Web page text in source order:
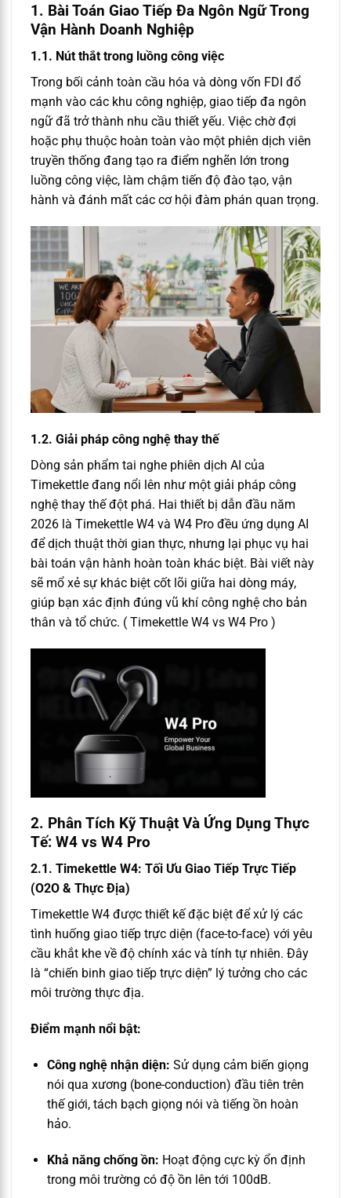
1. Bài Toán Giao Tiếp Đa Ngôn Ngữ Trong
Vận Hành Doanh Nghiệp
1.1. Nút thắt trong luồng công việc
Trong bối cảnh toàn cầu hóa và dòng vốn FDI đổ
mạnh vào các khu công nghiệp, giao tiếp đa ngôn
ngữ đã trở thành nhu cầu thiết yếu. Việc chờ đợi
hoặc phụ thuộc hoàn toàn vào một phiên dịch viên
truyền thống đang tạo ra điểm nghẽn lớn trong
luồng công việc, làm chậm tiến độ đào tạo, vận
hành và đánh mất các cơ hội đàm phán quan trọng.
1.2. Giải pháp công nghệ thay thế
Dòng sản phẩm tai nghe phiên dịch AI của
Timekettle đang nổi lên như một giải pháp công
nghệ thay thế đột phá. Hai thiết bị dẫn đầu năm
2026 là Timekettle W4 và W4 Pro đều ứng dụng AI
để dịch thuật thời gian thực, nhưng lại phục vụ hai
bài toán vận hành hoàn toàn khác biệt. Bài viết này
sẽ mổ xẻ sự khác biệt cốt lõi giữa hai dòng máy,
giúp bạn xác định đúng vũ khí công nghệ cho bản
thân và tổ chức. ( Timekettle W4 vs W4 Pro )
2. Phân Tích Kỹ Thuật Và Ứng Dụng Thực
Tế: W4 vs W4 Pro
2.1. Timekettle W4: Tối Ưu Giao Tiếp Trực Tiếp
(O2O & Thực Địa)
Timekettle W4 được thiết kế đặc biệt để xử lý các
tình huống giao tiếp trực diện (face-to-face) với yêu
cầu khắt khe về độ chính xác và tính tự nhiên. Đây
là “chiến binh giao tiếp trực diện” lý tưởng cho các
môi trường thực địa.
Điểm mạnh nổi bật:
Công nghệ nhận diện: Sử dụng cảm biến giọng
nói qua xương (bone-conduction) đầu tiên trên
thế giới, tách bạch giọng nói và tiếng ồn hoàn
hảo.
Khả năng chống ồn: Hoạt động cực kỳ ổn định
trong môi trường có độ ồn lên tới 100dB.